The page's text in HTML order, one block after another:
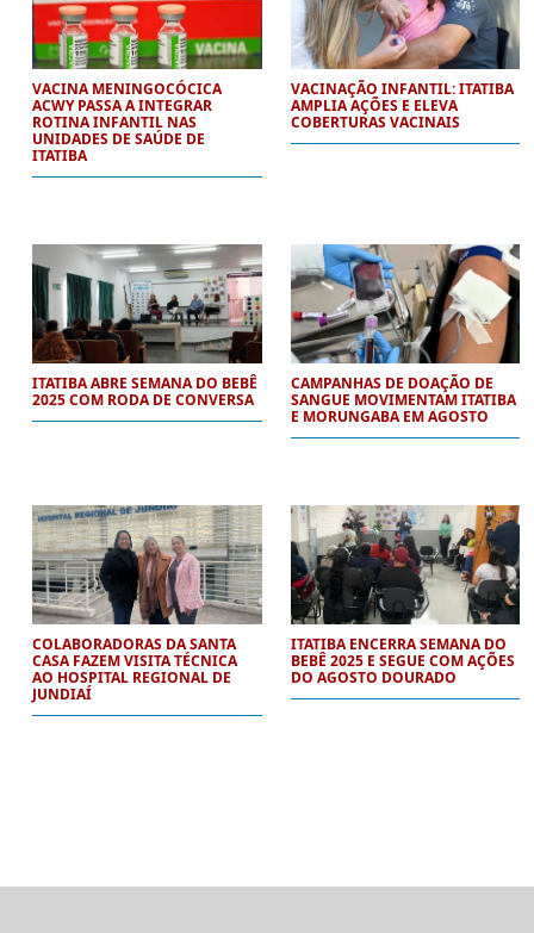
VACINA MENINGOCÓCICA
ACWY PASSA A INTEGRAR
ROTINA INFANTIL NAS
UNIDADES DE SAÚDE DE
ITATIBA
VACINAÇÃO INFANTIL: ITATIBA
AMPLIA AÇÕES E ELEVA
COBERTURAS VACINAIS
ITATIBA ABRE SEMANA DO BEBÊ
2025 COM RODA DE CONVERSA
CAMPANHAS DE DOAÇÃO DE
SANGUE MOVIMENTAM ITATIBA
E MORUNGABA EM AGOSTO
COLABORADORAS DA SANTA
CASA FAZEM VISITA TÉCNICA
AO HOSPITAL REGIONAL DE
JUNDIAÍ
ITATIBA ENCERRA SEMANA DO
BEBÊ 2025 E SEGUE COM AÇÕES
DO AGOSTO DOURADO